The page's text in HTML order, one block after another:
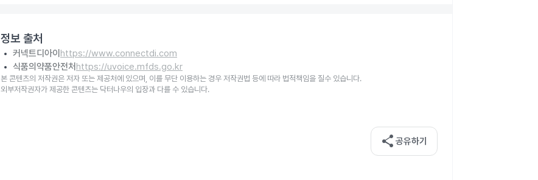
정보 출처
커넥트디아이 https://www.connectdi.com
식품의약품안전처 https://uvoice.mfds.go.kr
본 콘텐츠의 저작권은 저자 또는 제공처에 있으며, 이를 무단 이용하는 경우 저작권법 등에 따라 법적책임을 질수 있습니다.
외부저작권자가 제공한 콘텐츠는 닥터나우의 입장과 다를 수 있습니다.
share 공유하기